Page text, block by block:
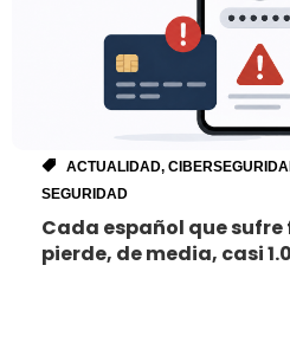
ACTUALIDAD,
SEGURIDAD
Cada español que
pierde, de media, casi